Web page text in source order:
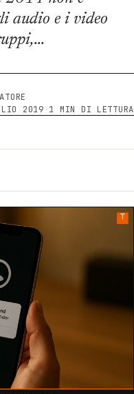
audio e i video
2019 ·1 MIN DI LETTURA